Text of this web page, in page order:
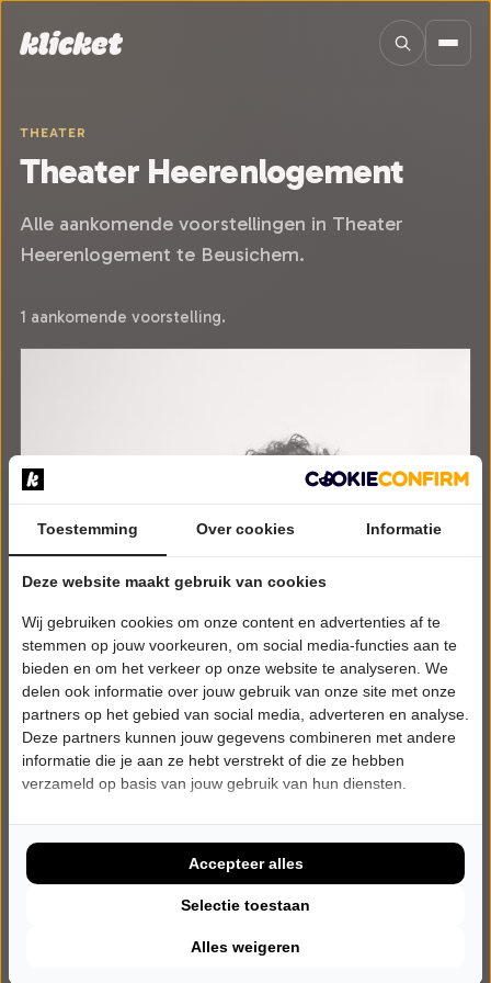
THEATER
Theater Heerenlogement
Alle aankomende voorstellingen in Theater
Heerenlogement te Beusichem.
1 aankomende voorstelling.
DONDERDAG 22 APRIL 2027 • 20:30 UUR
Tickets
Toestemming Over cookies Informatie
Deze website maakt gebruik van cookies
Wij gebruiken cookies om onze content en advertenties af te
stemmen op jouw voorkeuren, om social media-functies aan te
bieden en om het verkeer op onze website te analyseren. We
delen ook informatie over jouw gebruik van onze site met onze
partners op het gebied van social media, adverteren en analyse.
Deze partners kunnen jouw gegevens combineren met andere
informatie die je aan ze hebt verstrekt of die ze hebben
verzameld op basis van jouw gebruik van hun diensten.
Alles weigeren
Selectie toestaan
Accepteer alles